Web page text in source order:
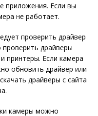
приложения. Если вы
не работает.
проверить драйвер
драйверы
принтеры. Если камера
обновить драйвер или
драйверы с сайта
камеры можно